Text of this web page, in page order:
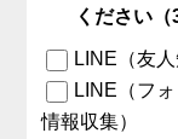
ください（
LINE（友
LINE（フ
情報収集）